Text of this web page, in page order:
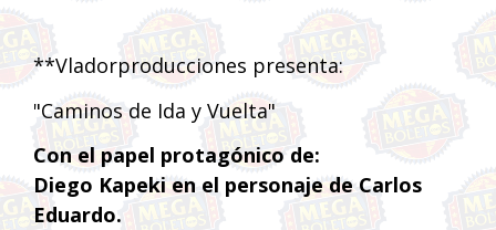
**Vladorproducciones presenta:
"Caminos de Ida y Vuelta"
Con el papel protagónico de:
Diego Kapeki en el personaje de Carlos
Eduardo.